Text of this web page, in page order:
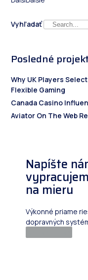
Vyhľadať
Posledné
Why UK Players
Flexible Gaming
Canada Casino
Aviator On The Web
Napíšte
na mieru
Výkonné priame
dopravných